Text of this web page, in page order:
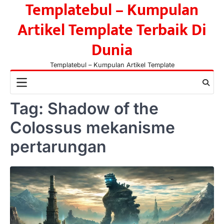
content
Templatebul – Kumpulan
Artikel Template Terbaik Di
Dunia
Templatebul – Kumpulan Artikel Template
Tag: Shadow of the
Colossus mekanisme
pertarungan